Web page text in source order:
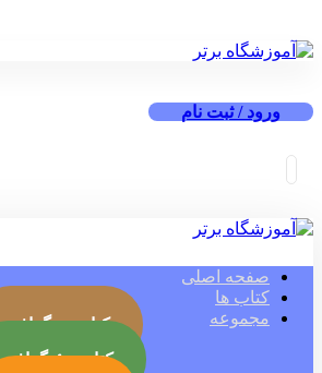
ورود / ثبت نام
صفحه اصلی
کتاب ها
مجموعه
کتاب بیوگرافی
کتاب جئوگرافی